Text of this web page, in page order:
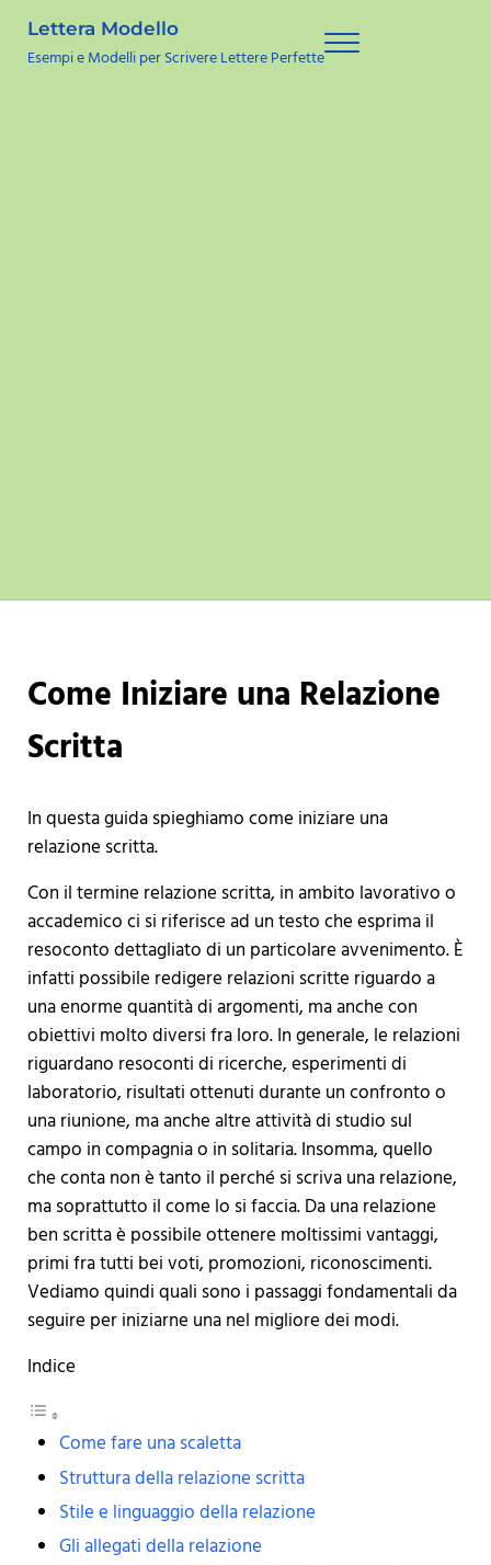
Lettera Modello
Esempi e Modelli per Scrivere Lettere Perfette Menu
Come Iniziare una Relazione
Scritta
In questa guida spieghiamo come iniziare una
relazione scritta.
Con il termine relazione scritta, in ambito lavorativo o
accademico ci si riferisce ad un testo che esprima il
resoconto dettagliato di un particolare avvenimento. È
infatti possibile redigere relazioni scritte riguardo a
una enorme quantità di argomenti, ma anche con
obiettivi molto diversi fra loro. In generale, le relazioni
riguardano resoconti di ricerche, esperimenti di
laboratorio, risultati ottenuti durante un confronto o
una riunione, ma anche altre attività di studio sul
campo in compagnia o in solitaria. Insomma, quello
che conta non è tanto il perché si scriva una relazione,
ma soprattutto il come lo si faccia. Da una relazione
ben scritta è possibile ottenere moltissimi vantaggi,
primi fra tutti bei voti, promozioni, riconoscimenti.
Vediamo quindi quali sono i passaggi fondamentali da
seguire per iniziarne una nel migliore dei modi.
Indice
Come fare una scaletta
Struttura della relazione scritta
Stile e linguaggio della relazione
Gli allegati della relazione